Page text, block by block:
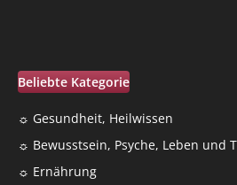
Beliebte Kategorie
☼ Gesundheit, Heilwissen
☼ Bewusstsein, Psyche, Leben und
☼ Ernährung